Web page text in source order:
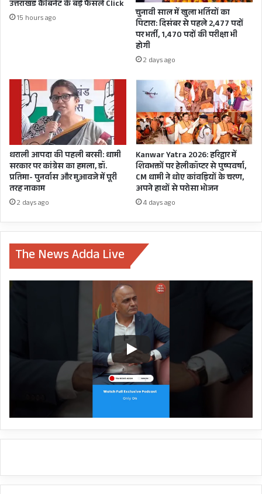
उत्तराखंड कैबिनेट के बड़े फैसले Click
15 hours ago चुनावी साल में खुला भर्तियों का
पिटारा: दिसंबर से पहले 2,477 पदों
पर भर्ती, 1,470 पदों की परीक्षा भी
होगी
2 days ago
धराली आपदा की पहली बरसी: धामी
सरकार पर कांग्रेस का हमला, डॉ.
प्रतिमा- पुनर्वास और मुआवजे में पूरी
तरह नाकाम
2 days ago
Kanwar Yatra 2026: हरिद्वार में
शिवभक्तों पर हेलीकॉप्टर से पुष्पवर्षा,
CM धामी ने धोए कांवड़ियों के चरण,
अपने हाथों से परोसा भोजन
4 days ago
The News Adda Live